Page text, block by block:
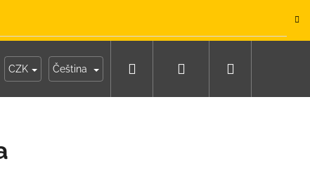
Moje objednávka
CZK Čeština Hledat Přihlášení